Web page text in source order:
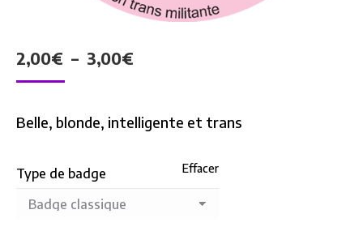
2,00€ – 3,00€
2,00€
Belle, blonde, intelligente et trans
Type de badge Effacer